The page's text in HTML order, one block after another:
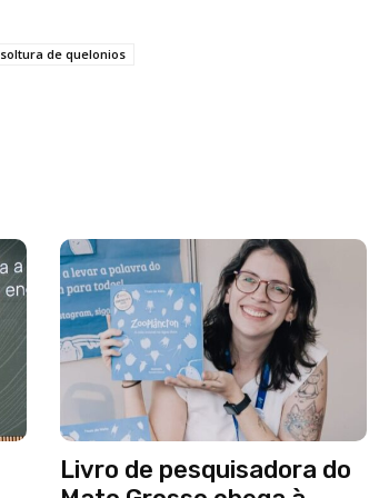
soltura de quelonios
Livro de pesquisadora do